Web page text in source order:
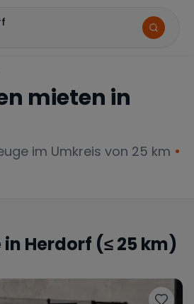
mieten in
im Umkreis von 25 km •
in Herdorf (≤ 25 km)